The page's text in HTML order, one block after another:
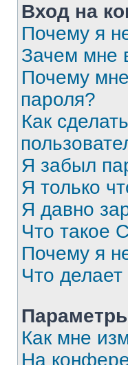
Вход на
Почему я
Зачем мне
Почему
пароля?
Как
Я забыл
Я только
Я давно
Что такое
Почему я
Что
Как мне
На